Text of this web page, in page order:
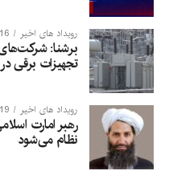
رویداد های اخیر 16 ساعت ago
برشنا:
تجهیزات برقی
رویداد های اخیر 19 ساعت ago
رهبر امارت
نظام می‌شود